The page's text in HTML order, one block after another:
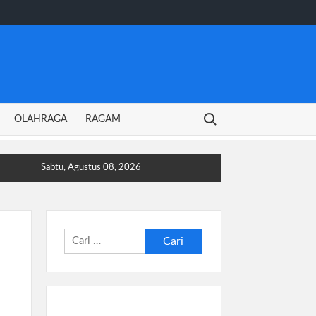
OLAHRAGA RAGAM
Search for:
Sabtu, Agustus 08, 2026
untuk: